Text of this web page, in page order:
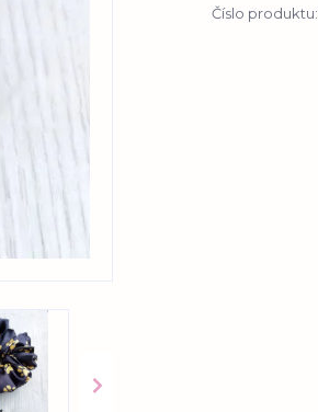
Číslo produktu: